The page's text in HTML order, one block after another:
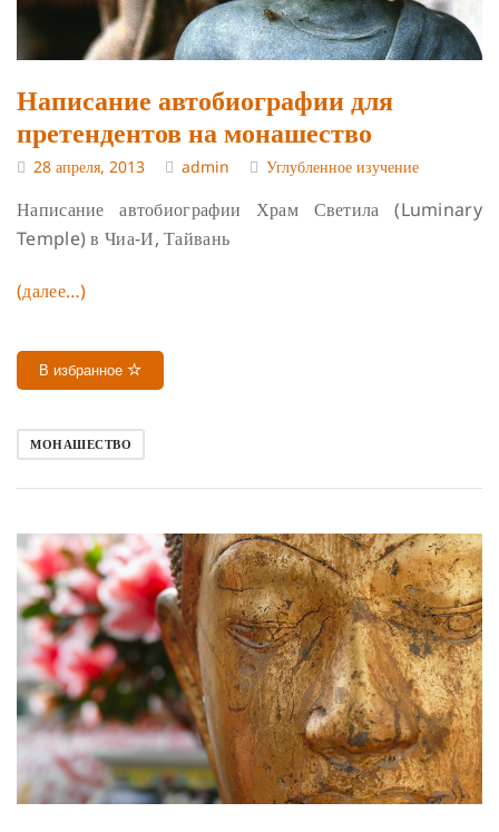
Написание автобиографии для
претендентов на монашество
28 апреля, 2013 admin Углубленное изучение
Написание автобиографии Храм Светила (Luminary
Temple) в Чиа-И, Тайвань
(далее…)
В избранное
МОНАШЕСТВО